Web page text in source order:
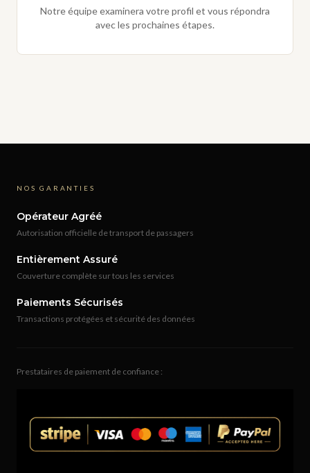
Notre équipe examinera votre profil et vous répondra
avec les prochaines étapes.
NOS GARANTIES
Opérateur Agréé
Autorisation officielle de transport de passagers
Entièrement Assuré
Couverture complète sur tous les services
Paiements Sécurisés
Transactions protégées et sécurité des données
Prestataires de paiement de confiance :